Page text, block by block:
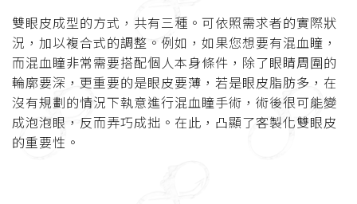
雙眼皮成型的方式，共有三種。可依照需求者的實際狀
況，加以複合式的調整。例如，如果您想要有混血瞳，
而混血瞳非常需要搭配個人本身條件，除了眼睛周圍的
輪廓要深，更重要的是眼皮要薄，若是眼皮脂肪多，在
沒有規劃的情況下執意進行混血瞳手術，術後很可能變
成泡泡眼，反而弄巧成拙。在此，凸顯了客製化雙眼皮
的重要性。